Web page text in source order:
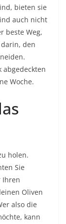
bieten sie
auch nicht
beste Weg,
den
abgedeckten
Woche.
holen.
Sie
Ihren
Oliven
also die
kann